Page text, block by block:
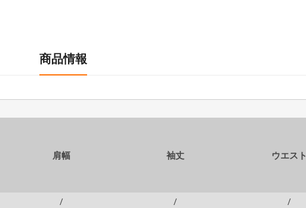
商品情報
肩幅 袖丈 ウエスト
/ / /